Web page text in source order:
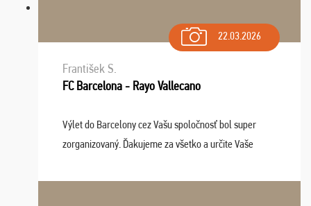
22.03.2026
František S.
FC Barcelona - Rayo Vallecano
Výlet do Barcelony cez Vašu spoločnosť bol super
zorganizovaný. Ďakujeme za všetko a určite Vaše